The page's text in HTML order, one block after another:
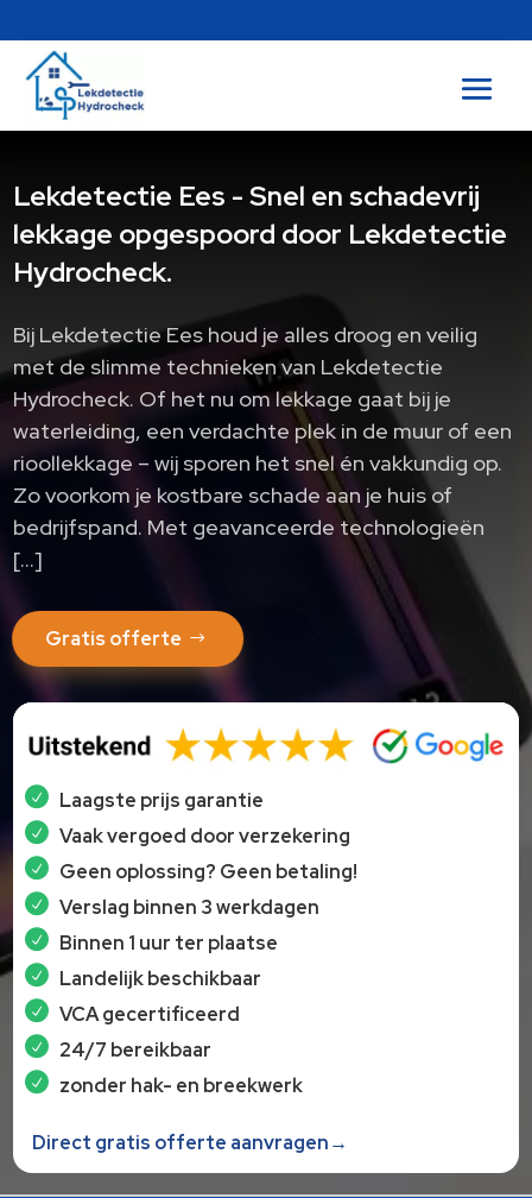
Lekdetectie Ees - Snel en schadevrij
lekkage opgespoord door Lekdetectie
Hydrocheck.
Bij Lekdetectie Ees houd je alles droog en veilig
met de slimme technieken van Lekdetectie
Hydrocheck.​ Of het nu om lekkage gaat bij je
waterleiding, een verdachte plek in de muur of een
rioollekkage – wij sporen het snel én vakkundig op.​
Zo voorkom je kostbare schade aan je huis of
bedrijfspand.​ Met geavanceerde technologieën
[…]
Gratis offerte
Laagste prijs garantie
Vaak vergoed door verzekering
Geen oplossing? Geen betaling!
Verslag binnen 3 werkdagen
Binnen 1 uur ter plaatse
Landelijk beschikbaar
VCA gecertificeerd
24/7 bereikbaar
zonder hak- en breekwerk
Direct gratis offerte aanvragen→